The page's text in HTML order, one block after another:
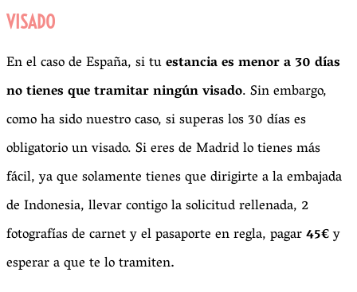
VISADO
En el caso de España, si tuestancia es menor a 30 días
no tienes que tramitar ningún visado. Sin embargo,
como ha sido nuestro caso, si superas los 30 días es
obligatorio un visado. Si eres de Madrid lo tienes más
fácil, ya que solamente tienes que dirigirte a la embajada
de Indonesia, llevar contigo la solicitud rellenada, 2
fotografías de carnet y el pasaporte en regla, pagar45€y
esperar a que te lo tramiten.